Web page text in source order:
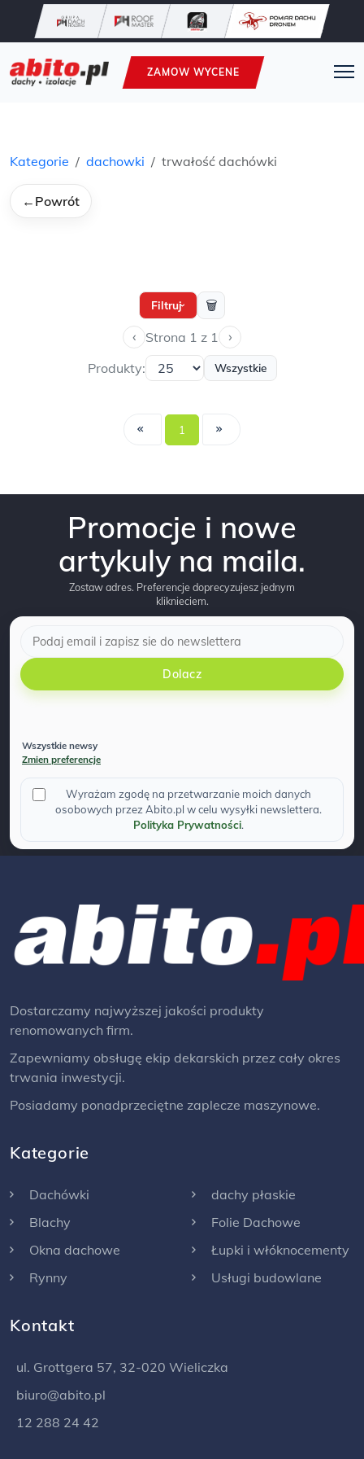
ZAMOW WYCENE
Kategorie dachowki trwałość dachówki
← Powrót
Filtruj› 🗑
‹ Strona 1 z 1 ›
Produkty: Wszystkie
1
Promocje i nowe
artykuly na maila.
Zostaw adres. Preferencje doprecyzujesz jednym
kliknieciem.
Dolacz
Wszystkie newsy
Zmien preferencje
Wyrażam zgodę na przetwarzanie moich danych
osobowych przez Abito.pl w celu wysyłki newslettera.
Polityka Prywatności.
Dostarczamy najwyższej jakości produkty
renomowanych firm.
Zapewniamy obsługę ekip dekarskich przez cały okres
trwania inwestycji.
Posiadamy ponadprzeciętne zaplecze maszynowe.
Kategorie
Dachówki
Blachy
Okna dachowe
Rynny
dachy płaskie
Folie Dachowe
Łupki i włóknocementy
Usługi budowlane
Kontakt
ul. Grottgera 57, 32-020 Wieliczka
biuro@abito.pl
12 288 24 42